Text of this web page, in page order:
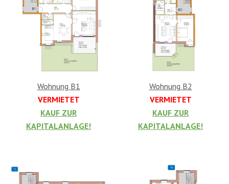
Wohnung B1
VERMIETET
KAUF ZUR
KAPITALANLAGE!
Wohnung B2
VERMIETET
KAUF ZUR
KAPITALANLAGE!